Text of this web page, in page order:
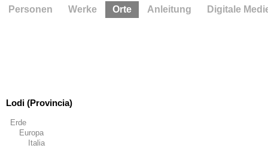
Lodi (Provincia)
Erde
Europa
Italia
Personen Werke Orte Anleitung Digitale